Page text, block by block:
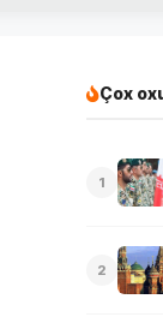
Çox
1
2